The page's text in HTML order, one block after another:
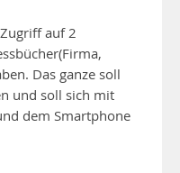
auf 2
Das ganze soll
und soll sich mit
dem Smartphone